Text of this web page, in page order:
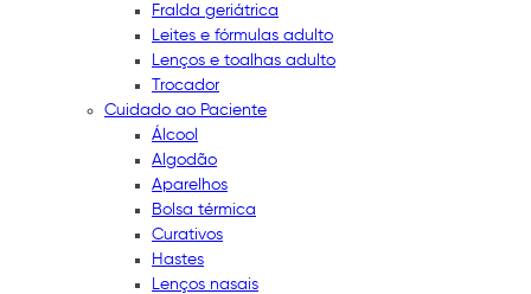
Fralda geriátrica
Leites e fórmulas adulto
Lenços e toalhas adulto
Trocador
Cuidado ao Paciente
Álcool
Algodão
Aparelhos
Bolsa térmica
Curativos
Hastes
Lenços nasais